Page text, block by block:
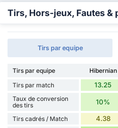
Tirs, Hors-jeux, Fautes &
Tirs par equipe
Tirs par equipe Hibernian
Tirs par match
13.25
Taux de conversion
des tirs
10%
Tirs cadrés / Match 4.38